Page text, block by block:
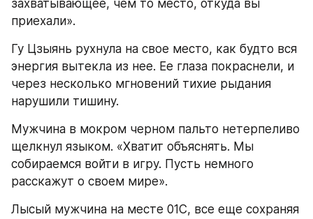
захватывающее, чем то место, откуда вы
приехали».
Гу Цзыянь рухнула на свое место, как будто вся
энергия вытекла из нее. Ее глаза покраснели, и
через несколько мгновений тихие рыдания
нарушили тишину.
Мужчина в мокром черном пальто нетерпеливо
щелкнул языком. «Хватит объяснять. Мы
собираемся войти в игру. Пусть немного
расскажут о своем мире».
Лысый мужчина на месте 01С, все еще сохраняя